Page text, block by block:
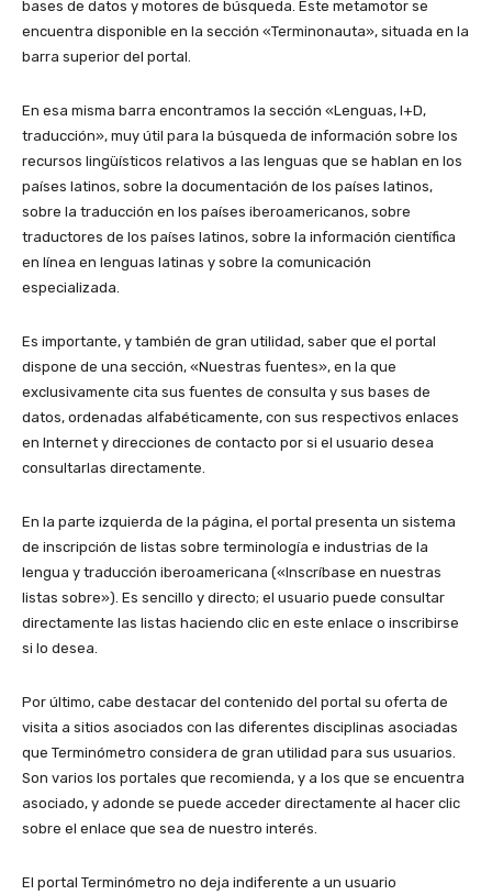
bases de datos y motores de búsqueda. Este metamotor se
encuentra disponible en la sección «Terminonauta», situada en la
barra superior del portal.
En esa misma barra encontramos la sección «Lenguas, I+D,
traducción», muy útil para la búsqueda de información sobre los
recursos lingüísticos relativos a las lenguas que se hablan en los
países latinos, sobre la documentación de los países latinos,
sobre la traducción en los países iberoamericanos, sobre
traductores de los países latinos, sobre la información científica
en línea en lenguas latinas y sobre la comunicación
especializada.
Es importante, y también de gran utilidad, saber que el portal
dispone de una sección, «Nuestras fuentes», en la que
exclusivamente cita sus fuentes de consulta y sus bases de
datos, ordenadas alfabéticamente, con sus respectivos enlaces
en Internet y direcciones de contacto por si el usuario desea
consultarlas directamente.
En la parte izquierda de la página, el portal presenta un sistema
de inscripción de listas sobre terminología e industrias de la
lengua y traducción iberoamericana («Inscríbase en nuestras
listas sobre»). Es sencillo y directo; el usuario puede consultar
directamente las listas haciendo clic en este enlace o inscribirse
si lo desea.
Por último, cabe destacar del contenido del portal su oferta de
visita a sitios asociados con las diferentes disciplinas asociadas
que Terminómetro considera de gran utilidad para sus usuarios.
Son varios los portales que recomienda, y a los que se encuentra
asociado, y adonde se puede acceder directamente al hacer clic
sobre el enlace que sea de nuestro interés.
El portal Terminómetro no deja indiferente a un usuario